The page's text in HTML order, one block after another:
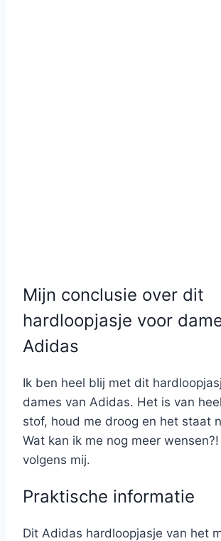
Mijn conclusie over dit
hardloopjasje voor
Adidas
Ik ben heel blij met dit
dames van Adidas. Het is van
stof, houd me droog en het staat
Wat kan ik me nog meer
volgens mij.
Praktische informatie
Dit Adidas hardloopjasje van het